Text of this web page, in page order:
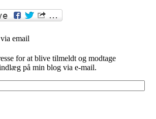
email
for at blive tilmeldt og modtage
på min blog via e-mail.